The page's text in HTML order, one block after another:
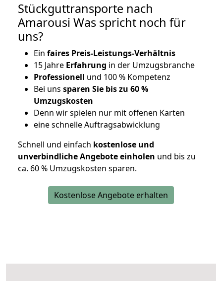
Stückguttransporte nach
Amarousi Was spricht noch für
uns?
Ein faires Preis-Leistungs-Verhältnis
15 Jahre Erfahrung in der Umzugsbranche
Professionell und 100 % Kompetenz
Bei uns sparen Sie bis zu 60 %
Umzugskosten
Denn wir spielen nur mit offenen Karten
eine schnelle Auftragsabwicklung
Schnell und einfach kostenlose und
unverbindliche Angebote einholen und bis zu
ca. 60 % Umzugskosten sparen.
Kostenlose Angebote erhalten